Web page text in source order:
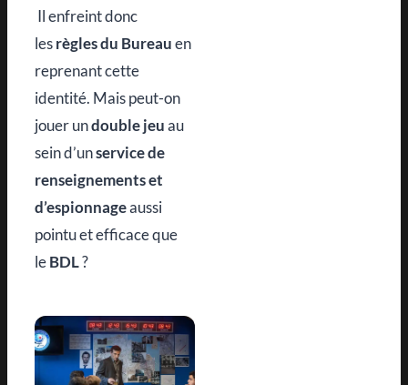
Il enfreint donc
lesrègles du Bureauen
reprenant cette
identité. Mais peut-on
jouer undouble jeuau
sein d’unservice de
renseignements et
d’espionnageaussi
pointu et efficace que
leBDL?